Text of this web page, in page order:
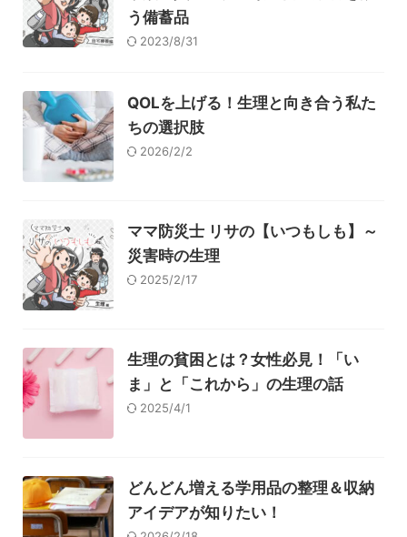
う備蓄品
2023/8/31
QOLを上げる！生理と向き合う私た
ちの選択肢
2026/2/2
ママ防災士 リサの【いつもしも】～
災害時の生理
2025/2/17
生理の貧困とは？女性必見！「い
ま」と「これから」の生理の話
2025/4/1
どんどん増える学用品の整理＆収納
アイデアが知りたい！